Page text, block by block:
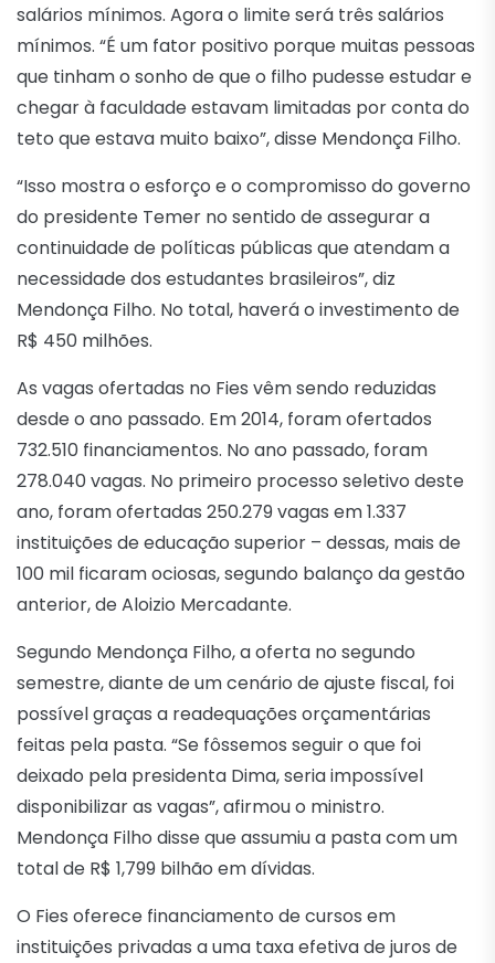
salários mínimos. Agora o limite será três salários
mínimos. “É um fator positivo porque muitas pessoas
que tinham o sonho de que o filho pudesse estudar e
chegar à faculdade estavam limitadas por conta do
teto que estava muito baixo”, disse Mendonça Filho.
“Isso mostra o esforço e o compromisso do governo
do presidente Temer no sentido de assegurar a
continuidade de políticas públicas que atendam a
necessidade dos estudantes brasileiros”, diz
Mendonça Filho. No total, haverá o investimento de
R$ 450 milhões.
As vagas ofertadas no Fies vêm sendo reduzidas
desde o ano passado. Em 2014, foram ofertados
732.510 financiamentos. No ano passado, foram
278.040 vagas. No primeiro processo seletivo deste
ano, foram ofertadas 250.279 vagas em 1.337
instituições de educação superior – dessas, mais de
100 mil ficaram ociosas, segundo balanço da gestão
anterior, de Aloizio Mercadante.
Segundo Mendonça Filho, a oferta no segundo
semestre, diante de um cenário de ajuste fiscal, foi
possível graças a readequações orçamentárias
feitas pela pasta. “Se fôssemos seguir o que foi
deixado pela presidenta Dima, seria impossível
disponibilizar as vagas”, afirmou o ministro.
Mendonça Filho disse que assumiu a pasta com um
total de R$ 1,799 bilhão em dívidas.
O Fies oferece financiamento de cursos em
instituições privadas a uma taxa efetiva de juros de